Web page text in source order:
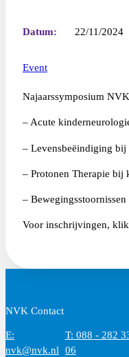
Datum: 22/11/2024
Event
Najaarssymposium
– Acute
– Levensbeëindiging
– Protonen Therapie bij
–
Voor inschrijvingen, klik
NVK Contact
E:
nvk@nvk.nl
T: 088 - 282
06